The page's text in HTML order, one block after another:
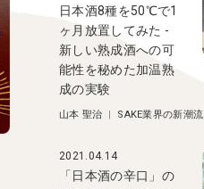
日本酒8種を50℃で1
ヶ月放置してみた -
新しい熟成酒への可
能性を秘めた加温熟
成の実験
山本 聖治 | SAKE業界の新潮流
2021.04.14
「日本酒の辛口」の